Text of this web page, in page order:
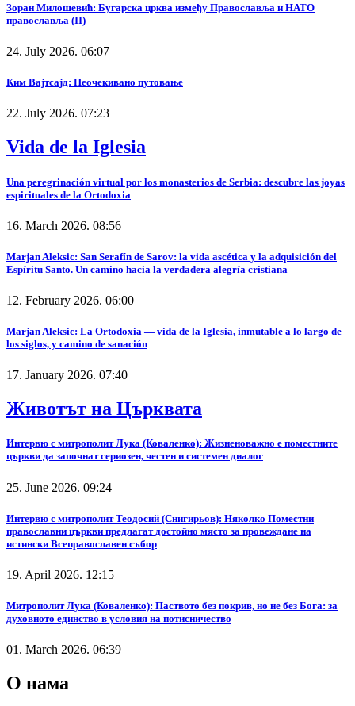
Зоран Милошевић: Бугарска црква између Православља и НАТО
православља (II)
24. July 2026. 06:07
Ким Вајтсајд: Неочекивано путовање
22. July 2026. 07:23
Vida de la Iglesia
Una peregrinación virtual por los monasterios de Serbia: descubre las joyas
espirituales de la Ortodoxia
16. March 2026. 08:56
Marjan Aleksic: San Serafín de Sarov: la vida ascética y la adquisición del
Espíritu Santo. Un camino hacia la verdadera alegría cristiana
12. February 2026. 06:00
Marjan Aleksic: La Ortodoxia — vida de la Iglesia, inmutable a lo largo de
los siglos, y camino de sanación
17. January 2026. 07:40
Животът на Църквата
Интервю с митрополит Лука (Коваленко): Жизненоважно е поместните
църкви да започнат сериозен, честен и системен диалог
25. June 2026. 09:24
Интервю с митрополит Теодосий (Снигирьов): Няколко Поместни
православни църкви предлагат достойно място за провеждане на
истински Всеправославен събор
19. April 2026. 12:15
Митрополит Лука (Коваленко): Паството без покрив, но не без Бога: за
духовното единство в условия на потисничество
01. March 2026. 06:39
О нама